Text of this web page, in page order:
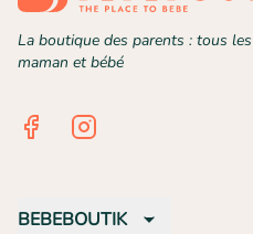
La boutique des parents : tous
maman et bébé
FacebookInstagram
BEBEBOUTIK